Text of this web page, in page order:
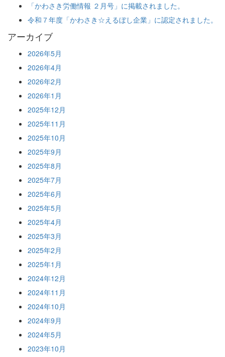
「かわさき労働情報 ２月号」に掲載されました。
令和７年度「かわさき☆えるぼし企業」に認定されました。
アーカイブ
2026年5月
2026年4月
2026年2月
2026年1月
2025年12月
2025年11月
2025年10月
2025年9月
2025年8月
2025年7月
2025年6月
2025年5月
2025年4月
2025年3月
2025年2月
2025年1月
2024年12月
2024年11月
2024年10月
2024年9月
2024年5月
2023年10月